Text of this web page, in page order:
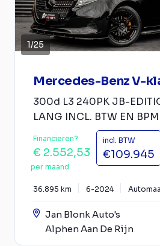
1/25
Mercedes-Benz V-
300d L3 240PK JB-
LANG INCL. BTW EN BPM
Financieren?
€ 2.552,53
per maand
incl. BTW
€109.945
36.895 km 6-2024
Jan Blonk Auto's
Alphen Aan De Rijn